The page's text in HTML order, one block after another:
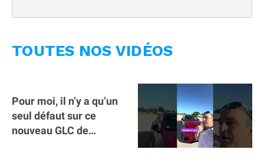
TOUTES NOS VIDÉOS
Pour moi, il n’y a qu’un
seul défaut sur ce
nouveau GLC de